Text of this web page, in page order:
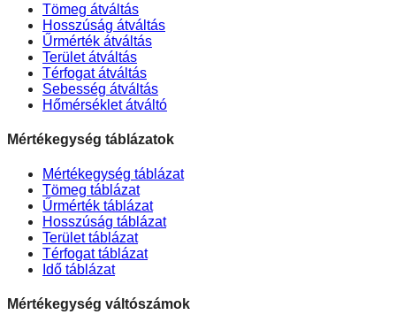
Tömeg átváltás
Hosszúság átváltás
Űrmérték átváltás
Terület átváltás
Térfogat átváltás
Sebesség átváltás
Hőmérséklet átváltó
Mértékegység táblázatok
Mértékegység táblázat
Tömeg táblázat
Űrmérték táblázat
Hosszúság táblázat
Terület táblázat
Térfogat táblázat
Idő táblázat
Mértékegység váltószámok